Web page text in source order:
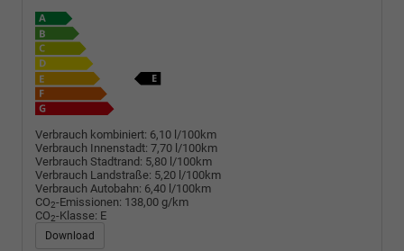
Verbrauch kombiniert: 6,10 l/100km
Verbrauch Innenstadt: 7,70 l/100km
Verbrauch Stadtrand: 5,80 l/100km
Verbrauch Landstraße: 5,20 l/100km
Verbrauch Autobahn: 6,40 l/100km
CO2-Emissionen: 138,00 g/km
CO2-Klasse: E
Download